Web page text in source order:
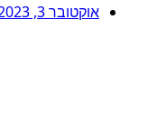
אוקטובר 3, 2023